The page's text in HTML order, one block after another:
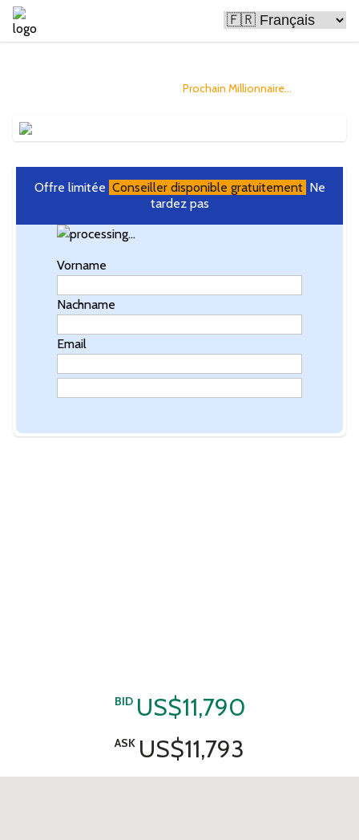
Prochain Millionnaire...
Offre limitée Conseiller disponible gratuitement Ne
tardez pas
Vorname
Nachname
Email
BID US$11,790
ASK US$11,793